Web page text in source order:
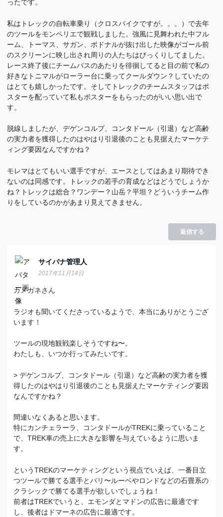
ったです。
私はトレックの自転車乗り（クロスバイクですが。。。）で去年
のツールをモンペリエで観戦しました。強風に見舞われた中フル
ーム、トーマス、サガン、ボドナルが抜け出した映像がゴール前
のスクリーンに映し出され周りの人たちはびっくりしてました。
レース終了後にチームバスのあたりを徘徊してると目の前で私の
好きなトニマルがローラー台に乗ってクールダウン？していたの
はとても嬉しかったです。そしてトレックのチームスタッフはポ
スターを配っていて私もポスターをもらったのがいい思い出で
す。
脱線しましたが、デゲンコルプ、コンタドール（引退）など高齢
の実力者を獲得したのはやはり引退後のことも見据えたマーケテ
ィング要因なんですかね？
モレマはとてもいい選手ですが、エースとしてはあまり期待でき
ないのは同感です。トレックの若手の育成などはどうでしょうか
ね？トレックは総合？ワンデー？山岳？平坦？どういうチーム作
りをしているのかがあまり見えてきません。
返信する
サイバナ管理人
2017年11月14日
カメガネさん
ラジオも聞いてくださっているようで、本当にありがとうござ
います！
ツールの現地観戦楽しそうですね〜。
わたしも、いつか行ってみたいです。
> デゲンコルプ、コンタドール（引退）など高齢の実力者を獲
得したのはやはり引退後のことも見据えたマーケティング要因
なんですかね？
間違いなくあると思います。
特にカンチェラーラ、コンタドールがTREKに乗っていること
で、TREK車の売上に大きな影響を与えているように思いま
す。
というTREKのマーケティングという視点でいえば、一番目立
つツールで勝てる選手とパリ〜ルーベやロンドなどの石畳系の
クラシックで勝てる選手が欲しいでしょうね！
前者はTREKでいうと、エモンダとマドンの広告に最適です
し、後者はドマーネの広告に最適です。